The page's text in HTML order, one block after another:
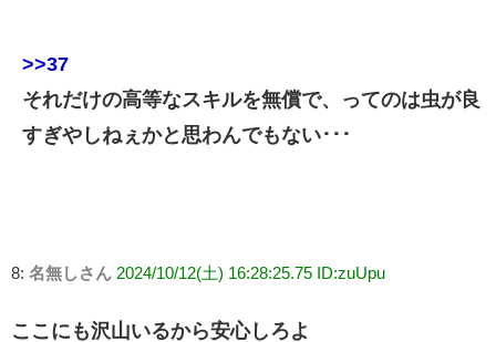
>>37
それだけの高等なスキルを無償で、ってのは虫が良
すぎやしねぇかと思わんでもない･･･
8: 名無しさん 2024/10/12(土) 16:28:25.75 ID:zuUpu
ここにも沢山いるから安心しろよ